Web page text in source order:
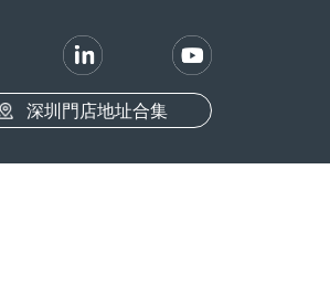
深圳門店地址合集